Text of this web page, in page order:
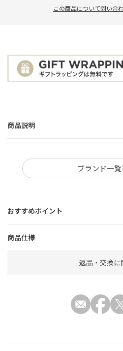
この商品について問い合
商品説明
ブランド一覧
おすすめポイント
商品仕様
返品・交換に